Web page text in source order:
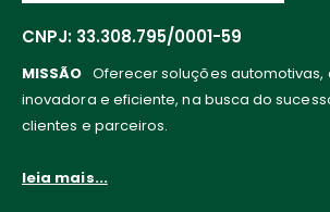
CNPJ: 33.308.795/0001-59
MISSÃO Oferecer soluções automotivas,
inovadora e eficiente, na busca do
clientes e parceiros.
leia mais...